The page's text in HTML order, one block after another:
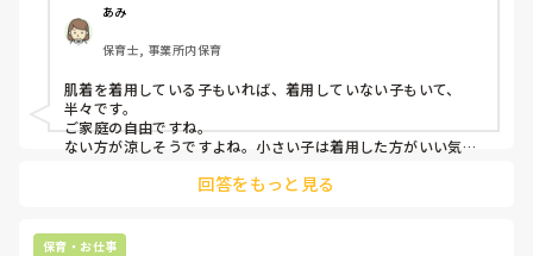
色々な考え方があると思いますが、皆様の園では夏も肌着を
着せていますか？
ちょっと皆さまはどんな感じか聞いてみたくなりました。
よろしくお願いいたします。
あみ
保育士, 事業所内保育
肌着を着用している子もいれば、着用していない子もいて、
半々です。
ご家庭の自由ですね。
ない方が涼しそうですよね。小さい子は着用した方がいい気が
回答をもっと見る
保育・お仕事